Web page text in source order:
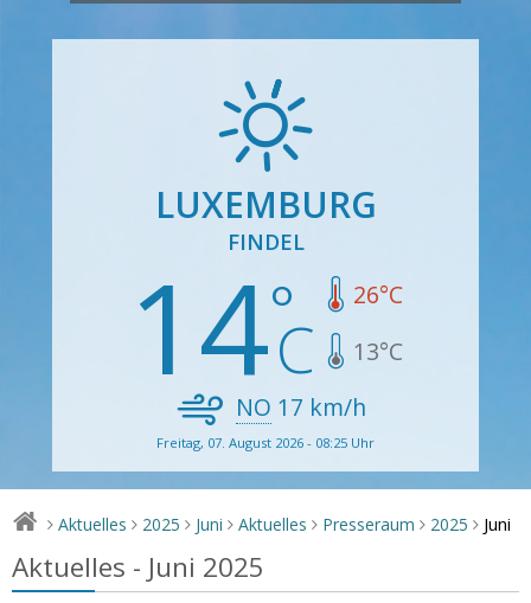
LUXEMBURG
FINDEL
14 26°C
13°C
NO 17 km/h
Freitag, 07. August 2026 - 08:25 Uhr
> Aktuelles > 2025 > Juni > Aktuelles > Presseraum > 2025 > Juni
Aktuelles - Juni 2025